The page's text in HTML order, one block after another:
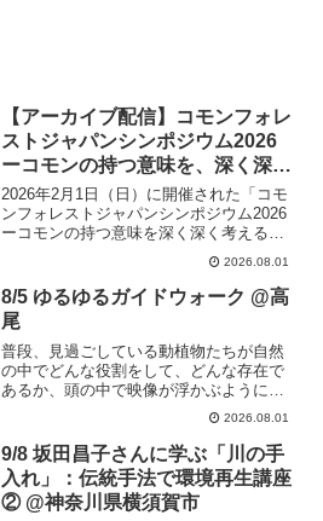
【アーカイブ配信】コモンフォレ
ストジャパンシンポジウム2026
ーコモンの持つ意味を、深く深く
考える ー ※8/31販売終了
2026年2月1日（日）に開催された「コモ
ンフォレストジャパンシンポジウム2026
ーコモンの持つ意味を深く深く考える
ー」のアーカイブ動画をお申し込みいた
2026.08.01
8/5 ゆるゆるガイドウォーク @高
尾
普段、見過ごしている動植物たちが自然
の中でどんな役割をして、どんな存在で
あるか、頭の中で映像が浮かぶように自
然界のつながりを楽しく丁寧にお話しし
ながらのガイドウォークです。子供たち
にもわかりやすいお話しにひょうたん一
家もすっかり坂田さんの大ファン！
2026.08.01
9/8 坂田昌子さんに学ぶ「川の手
入れ」：伝統手法で環境再生講座
② @神奈川県横須賀市